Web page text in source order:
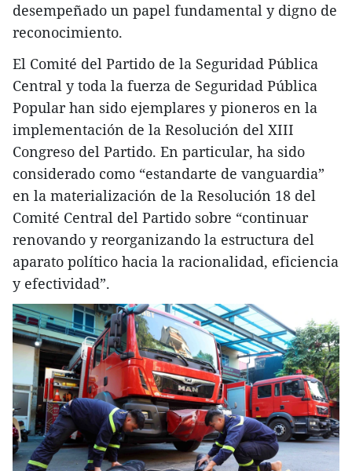
desempeñado un papel fundamental y digno de
reconocimiento.
El Comité del Partido de la Seguridad Pública
Central y toda la fuerza de Seguridad Pública
Popular han sido ejemplares y pioneros en la
implementación de la Resolución del XIII
Congreso del Partido. En particular, ha sido
considerado como “estandarte de vanguardia”
en la materialización de la Resolución 18 del
Comité Central del Partido sobre “continuar
renovando y reorganizando la estructura del
aparato político hacia la racionalidad, eficiencia
y efectividad”.